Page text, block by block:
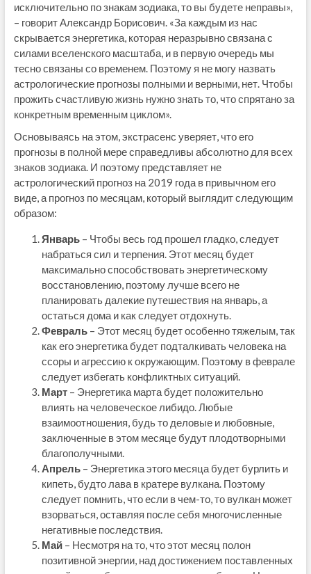
исключительно по знакам зодиака, то вы будете неправы»,
– говорит Александр Борисович. «За каждым из нас
скрывается энергетика, которая неразрывно связана с
силами вселенского масштаба, и в первую очередь мы
тесно связаны со временем. Поэтому я не могу назвать
астрологические прогнозы полными и верными, нет. Чтобы
прожить счастливую жизнь нужно знать то, что спрятано за
конкретным временным циклом».
Основываясь на этом, экстрасенс уверяет, что его
прогнозы в полной мере справедливы абсолютно для всех
знаков зодиака. И поэтому представляет не
астрологический прогноз на 2019 года в привычном его
виде, а прогноз по месяцам, который выглядит следующим
образом:
Январь– Чтобы весь год прошел гладко, следует
набраться сил и терпения. Этот месяц будет
максимально способствовать энергетическому
восстановлению, поэтому лучше всего не
планировать далекие путешествия на январь, а
остаться дома и как следует отдохнуть.
Февраль– Этот месяц будет особенно тяжелым, так
как его энергетика будет подталкивать человека на
ссоры и агрессию к окружающим. Поэтому в феврале
следует избегать конфликтных ситуаций.
Март– Энергетика марта будет положительно
влиять на человеческое либидо. Любые
взаимоотношения, будь то деловые и любовные,
заключенные в этом месяце будут плодотворными
благополучными.
Апрель– Энергетика этого месяца будет бурлить и
кипеть, будто лава в кратере вулкана. Поэтому
следует помнить, что если в чем-то, то вулкан может
взорваться, оставляя после себя многочисленные
негативные последствия.
Май– Несмотря на то, что этот месяц полон
позитивной энергии, над достижением поставленных